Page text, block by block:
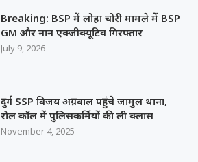
Breaking: BSP में लोहा चोरी मामले में BSP
GM और नान एक्जीक्यूटिव गिरफ्तार
July 9, 2026
दुर्ग SSP विजय अग्रवाल पहुंचे जामुल थाना,
रोल कॉल में पुलिसकर्मियों की ली क्लास
November 4, 2025